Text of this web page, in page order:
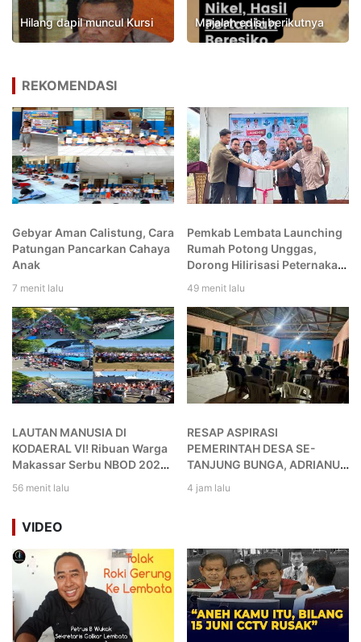
Hilang dapil muncul Kursi Majalah edisi berikutnya
REKOMENDASI
Gebyar Aman Calistung, Cara
Patungan Pancarkan Cahaya
Anak
7 menit lalu
Pemkab Lembata Launching
Rumah Potong Unggas,
Dorong Hilirisasi Peternakan
49 menit lalu
LAUTAN MANUSIA DI
KODAERAL VI! Ribuan Warga
Makassar Serbu NBOD 2026,
56 menit lalu
RESAP ASPIRASI
PEMERINTAH DESA SE-
TANJUNG BUNGA, ADRIANUS
ATAS INFRASTRUKTUR,
4 jam lalu
VIDEO